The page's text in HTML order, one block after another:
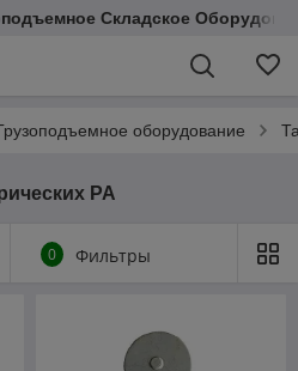
Складское
оборудование
РА
0 Фильтры